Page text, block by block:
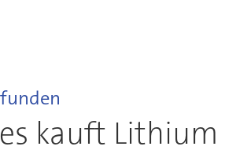
kauft Lithium